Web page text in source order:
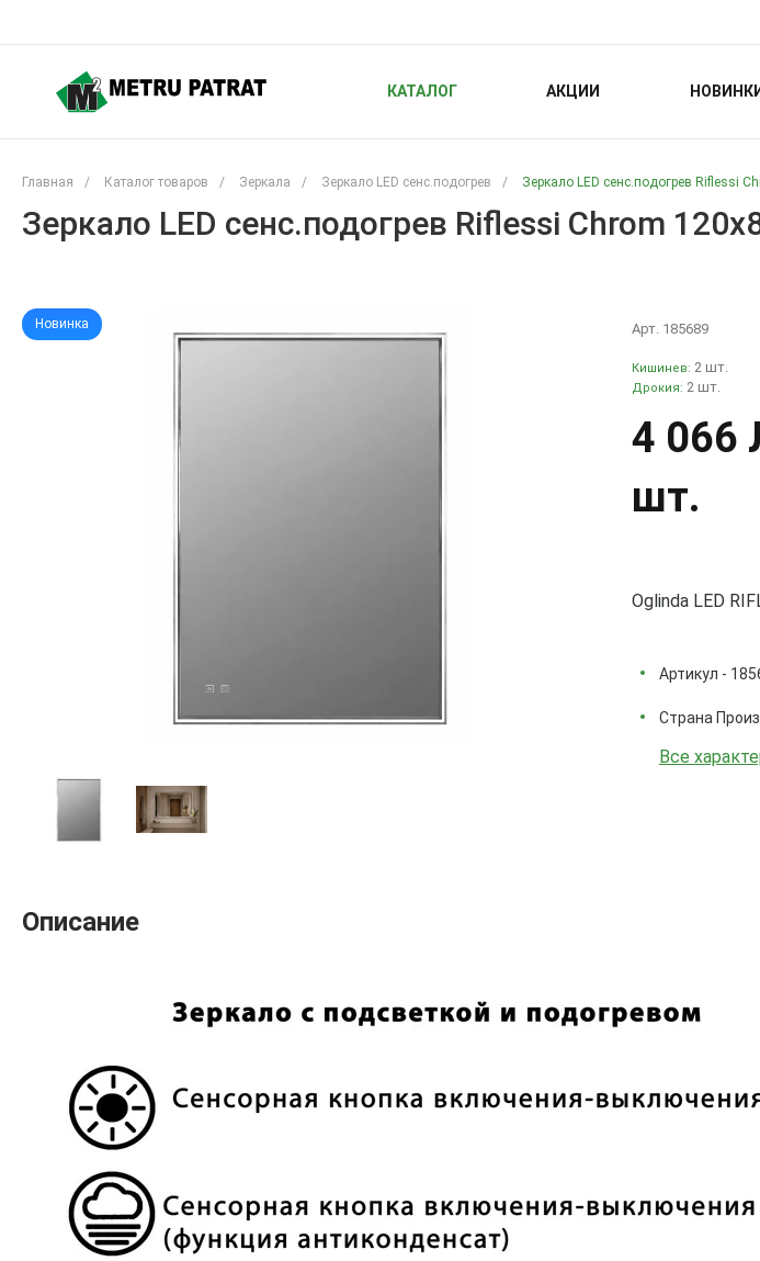
КАТАЛОГ АКЦИИ НОВИНКИ
Главная / Каталог товаров / Зеркала / Зеркало LED сенс.подогрев / Зеркало LED сенс.подогрев Riflessi
Зеркало LED сенс.подогрев Riflessi Chrom
Новинка Арт. 185689
Кишинев: 2 шт.
Дрокия: 2 шт.
4 066
шт.
Oglinda LED
Артикул -
Страна
Все
Описание